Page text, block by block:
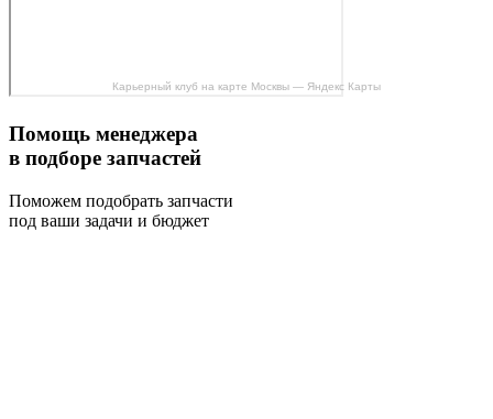
Карьерный клуб на карте Москвы — Яндекс Карты
Помощь менеджера
в подборе запчастей
Поможем подобрать запчасти
под ваши задачи и бюджет